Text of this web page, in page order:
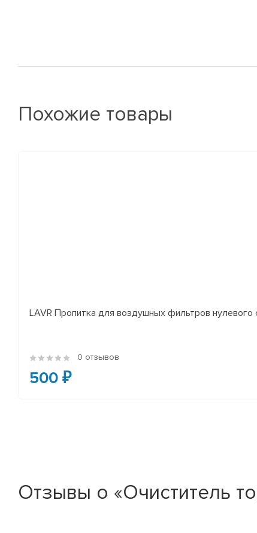
Похожие товары
LAVR Пропитка для воздушных фильтров нулевого
0 отзывов
500 ₽
Отзывы о «Очиститель